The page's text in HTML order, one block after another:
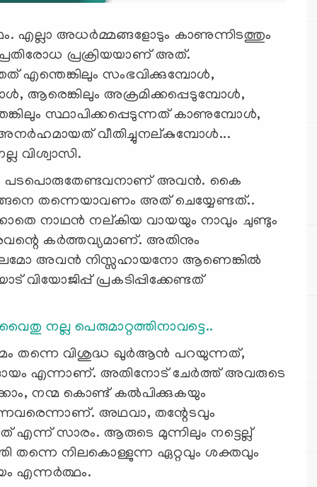
എല്ലാ അധര്‍മ്മങ്ങളോടും കാണുന്നിടത്തും
പ്രതിരോധ പ്രക്രിയയാണ് അത്.
സംഭവിക്കുമ്പോള്‍,
ആരെങ്കിലും അക്രമിക്കപ്പെടുമ്പോള്‍,
സ്ഥാപിക്കപ്പെടുന്നത് കാണുമ്പോള്‍,
വീതിച്ചുനല്കുമ്പോള്‍...
വിശ്വാസി.
പടപൊരുതേണ്ടവനാണ് അവന്‍. കൈ
തന്നെയാവണം അത് ചെയ്യേണ്ടത്..
നാഥന്‍ നല്കിയ വായയും നാവും ചുണ്ടും
കര്‍ത്തവ്യമാണ്. അതിനും
അവന്‍ നിസ്സഹായനോ ആണെങ്കില്‍
പ്രകടിപ്പിക്കേണ്ടത്
നല്ല പെരുമാറ്റത്തിനാവട്ടെ..
തന്നെ വിശുദ്ധ ഖുര്‍ആന്‍ പറയുന്നത്,
എന്നാണ്. അതിനോട് ചേര്‍ത്ത് അവരുടെ
നന്മ കൊണ്ട് കല്‍പിക്കുകയും
അഥവാ, തന്റേടവും
സാരം. ആരുടെ മുന്നിലും നട്ടെല്ല്
തന്നെ നിലകൊള്ളുന്ന ഏറ്റവും ശക്തവും
എന്നര്‍ത്ഥം.